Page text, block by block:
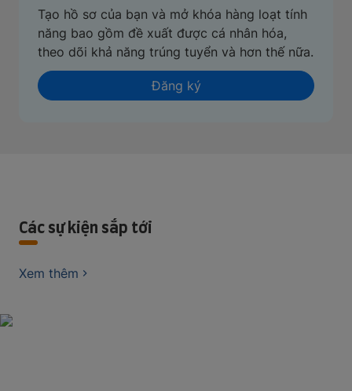
Tạo hồ sơ của bạn và mở khóa hàng loạt tính
năng bao gồm đề xuất được cá nhân hóa,
theo dõi khả năng trúng tuyển và hơn thế nữa.
Đăng ký
Các sự kiện sắp tới
Xem thêm